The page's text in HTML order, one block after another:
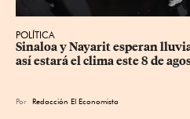
POLÍTICA
Sinaloa y Nayarit esperan
así estará el clima este 8 de
Por Redacción El Economista